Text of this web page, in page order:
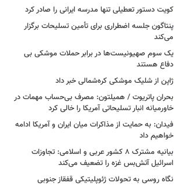
کویت دستور تعطیلی تنها مدرسه ایرانی را صادر کرد
پنتاگون جلسه اضطراری برای تأمین تسلیحات برگزار
می‌کند
یک‌ سوم صهیونیست‌ها در برابر حملات موشکی بی
دفاع هستند
ژاپن از شلیک موشکی کره‌شمالی خبر داد
بحران پاتریوت / همیلتون: مصرف بی‌حساب مهمات در
خاورمیانه انبار تسلیحاتی آمریکا را خالی کرد
فیدان: به حمایت از مذاکرات میان ایران و آمریکا ادامه
خواهیم داد
بیانیه مشترک ۸ کشور عربی و اسلامی: تجاوزات
اسرائیل آتش‌بس غزه را تضعیف می‌کند
نگاه روسی به تحولات ژئوپلیتیکی قفقاز جنوبی